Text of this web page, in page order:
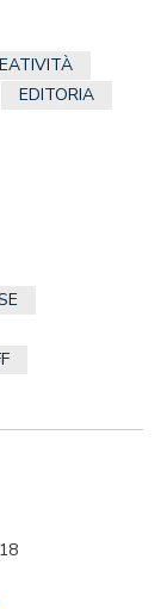
EDITORIA